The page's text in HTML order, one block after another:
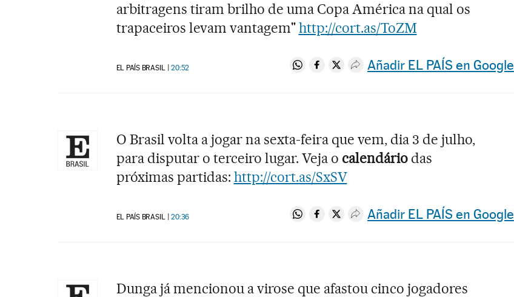
arbitragens tiram brilho de uma Copa América na qual os
trapaceiros levam vantagem"http://cort.as/ToZM
EL PAÍS BRASIL 20:52 Compartir en Whatsapp
Compartir en Facebook
Compartir en Twitter
Desplegar Redes Sociales
Añadir EL PAÍS en Google
O Brasil volta a jogar na sexta-feira que vem, dia 3 de julho,
para disputar o terceiro lugar. Veja o calendáriodas
próximas partidas: http://cort.as/SxSV
EL PAÍS BRASIL 20:36 Compartir en Whatsapp
Compartir en Facebook
Compartir en Twitter
Desplegar Redes Sociales
Añadir EL PAÍS en Google
Dunga já mencionou a virose que afastou cinco jogadores